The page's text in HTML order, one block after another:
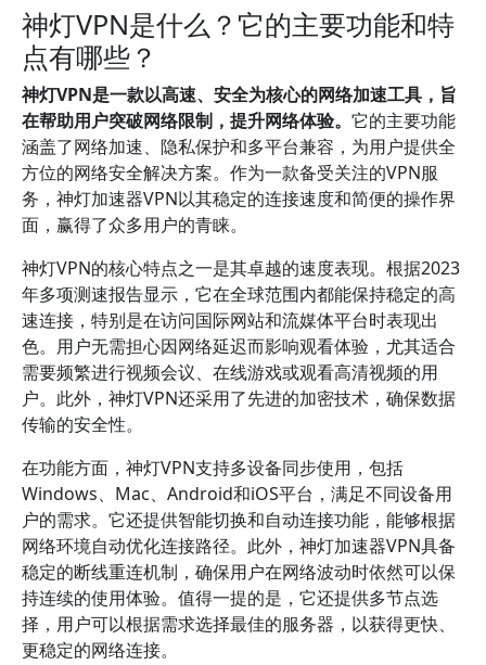
神灯VPN是什么？它的主要功能和特
点有哪些？
神灯VPN是一款以高速、安全为核心的网络加速工具，旨
在帮助用户突破网络限制，提升网络体验。 它的主要功能
涵盖了网络加速、隐私保护和多平台兼容，为用户提供全
方位的网络安全解决方案。作为一款备受关注的VPN服
务，神灯加速器VPN以其稳定的连接速度和简便的操作界
面，赢得了众多用户的青睐。
神灯VPN的核心特点之一是其卓越的速度表现。根据2023
年多项测速报告显示，它在全球范围内都能保持稳定的高
速连接，特别是在访问国际网站和流媒体平台时表现出
色。用户无需担心因网络延迟而影响观看体验，尤其适合
需要频繁进行视频会议、在线游戏或观看高清视频的用
户。此外，神灯VPN还采用了先进的加密技术，确保数据
传输的安全性。
在功能方面，神灯VPN支持多设备同步使用，包括
Windows、Mac、Android和iOS平台，满足不同设备用
户的需求。它还提供智能切换和自动连接功能，能够根据
网络环境自动优化连接路径。此外，神灯加速器VPN具备
稳定的断线重连机制，确保用户在网络波动时依然可以保
持连续的使用体验。值得一提的是，它还提供多节点选
择，用户可以根据需求选择最佳的服务器，以获得更快、
更稳定的网络连接。